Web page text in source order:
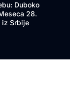
Duboko
28.
Srbije